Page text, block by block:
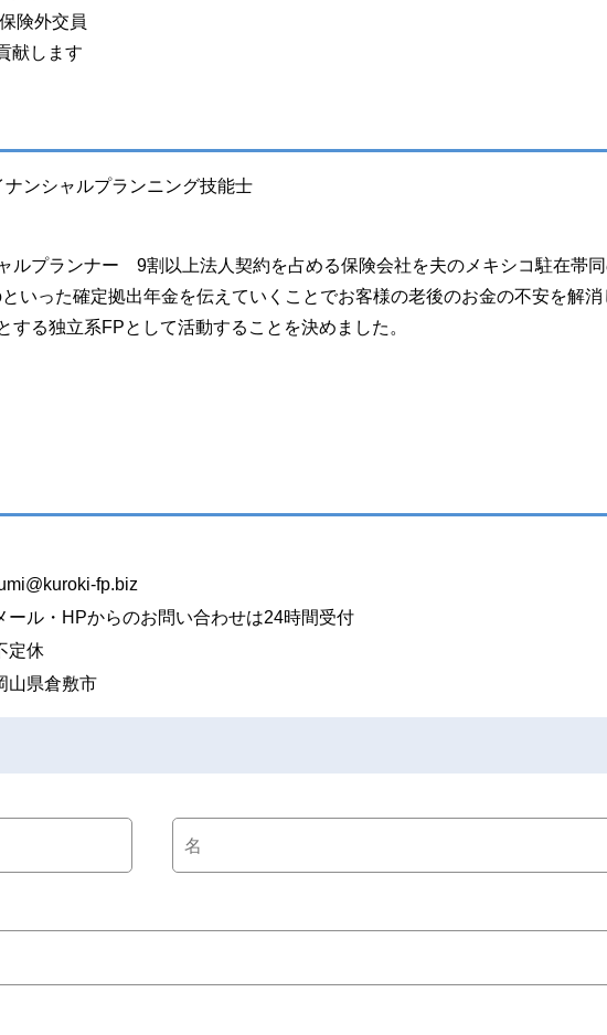
険外交員
献します
ンシャルプランニング技能士
ルプランナー 9割以上法人契約を占める保険会社を夫のメキシコ駐在帯
いった確定拠出年金を伝えていくことでお客様の老後のお金の不安を解消
る独立系FPとして活動することを決めました。
fp.biz
ール・HPからのお問い合わせは24時間受付
定休
山県倉敷市